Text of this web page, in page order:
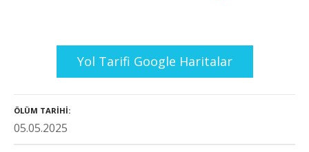
Yol Tarifi Google Haritalar
ÖLÜM TARIHI
05.05.2025